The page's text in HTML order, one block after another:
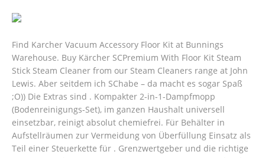
Find Karcher Vacuum Accessory Floor Kit at Bunnings
Warehouse. Buy Kärcher SCPremium With Floor Kit Steam
Stick Steam Cleaner from our Steam Cleaners range at John
Lewis. Aber seitdem ich SChabe – da macht es sogar Spaß
;O)) Die Extras sind . Kompakter 2-in-1-Dampfmopp
(Bodenreinigungs-Set), im ganzen Haushalt universell
einsetzbar, reinigt absolut chemiefrei. Für Behälter in
Aufstellräumen zur Vermeidung von Überfüllung Einsatz als
Teil einer Steuerkette für . Grenzwertgeber und die richtige